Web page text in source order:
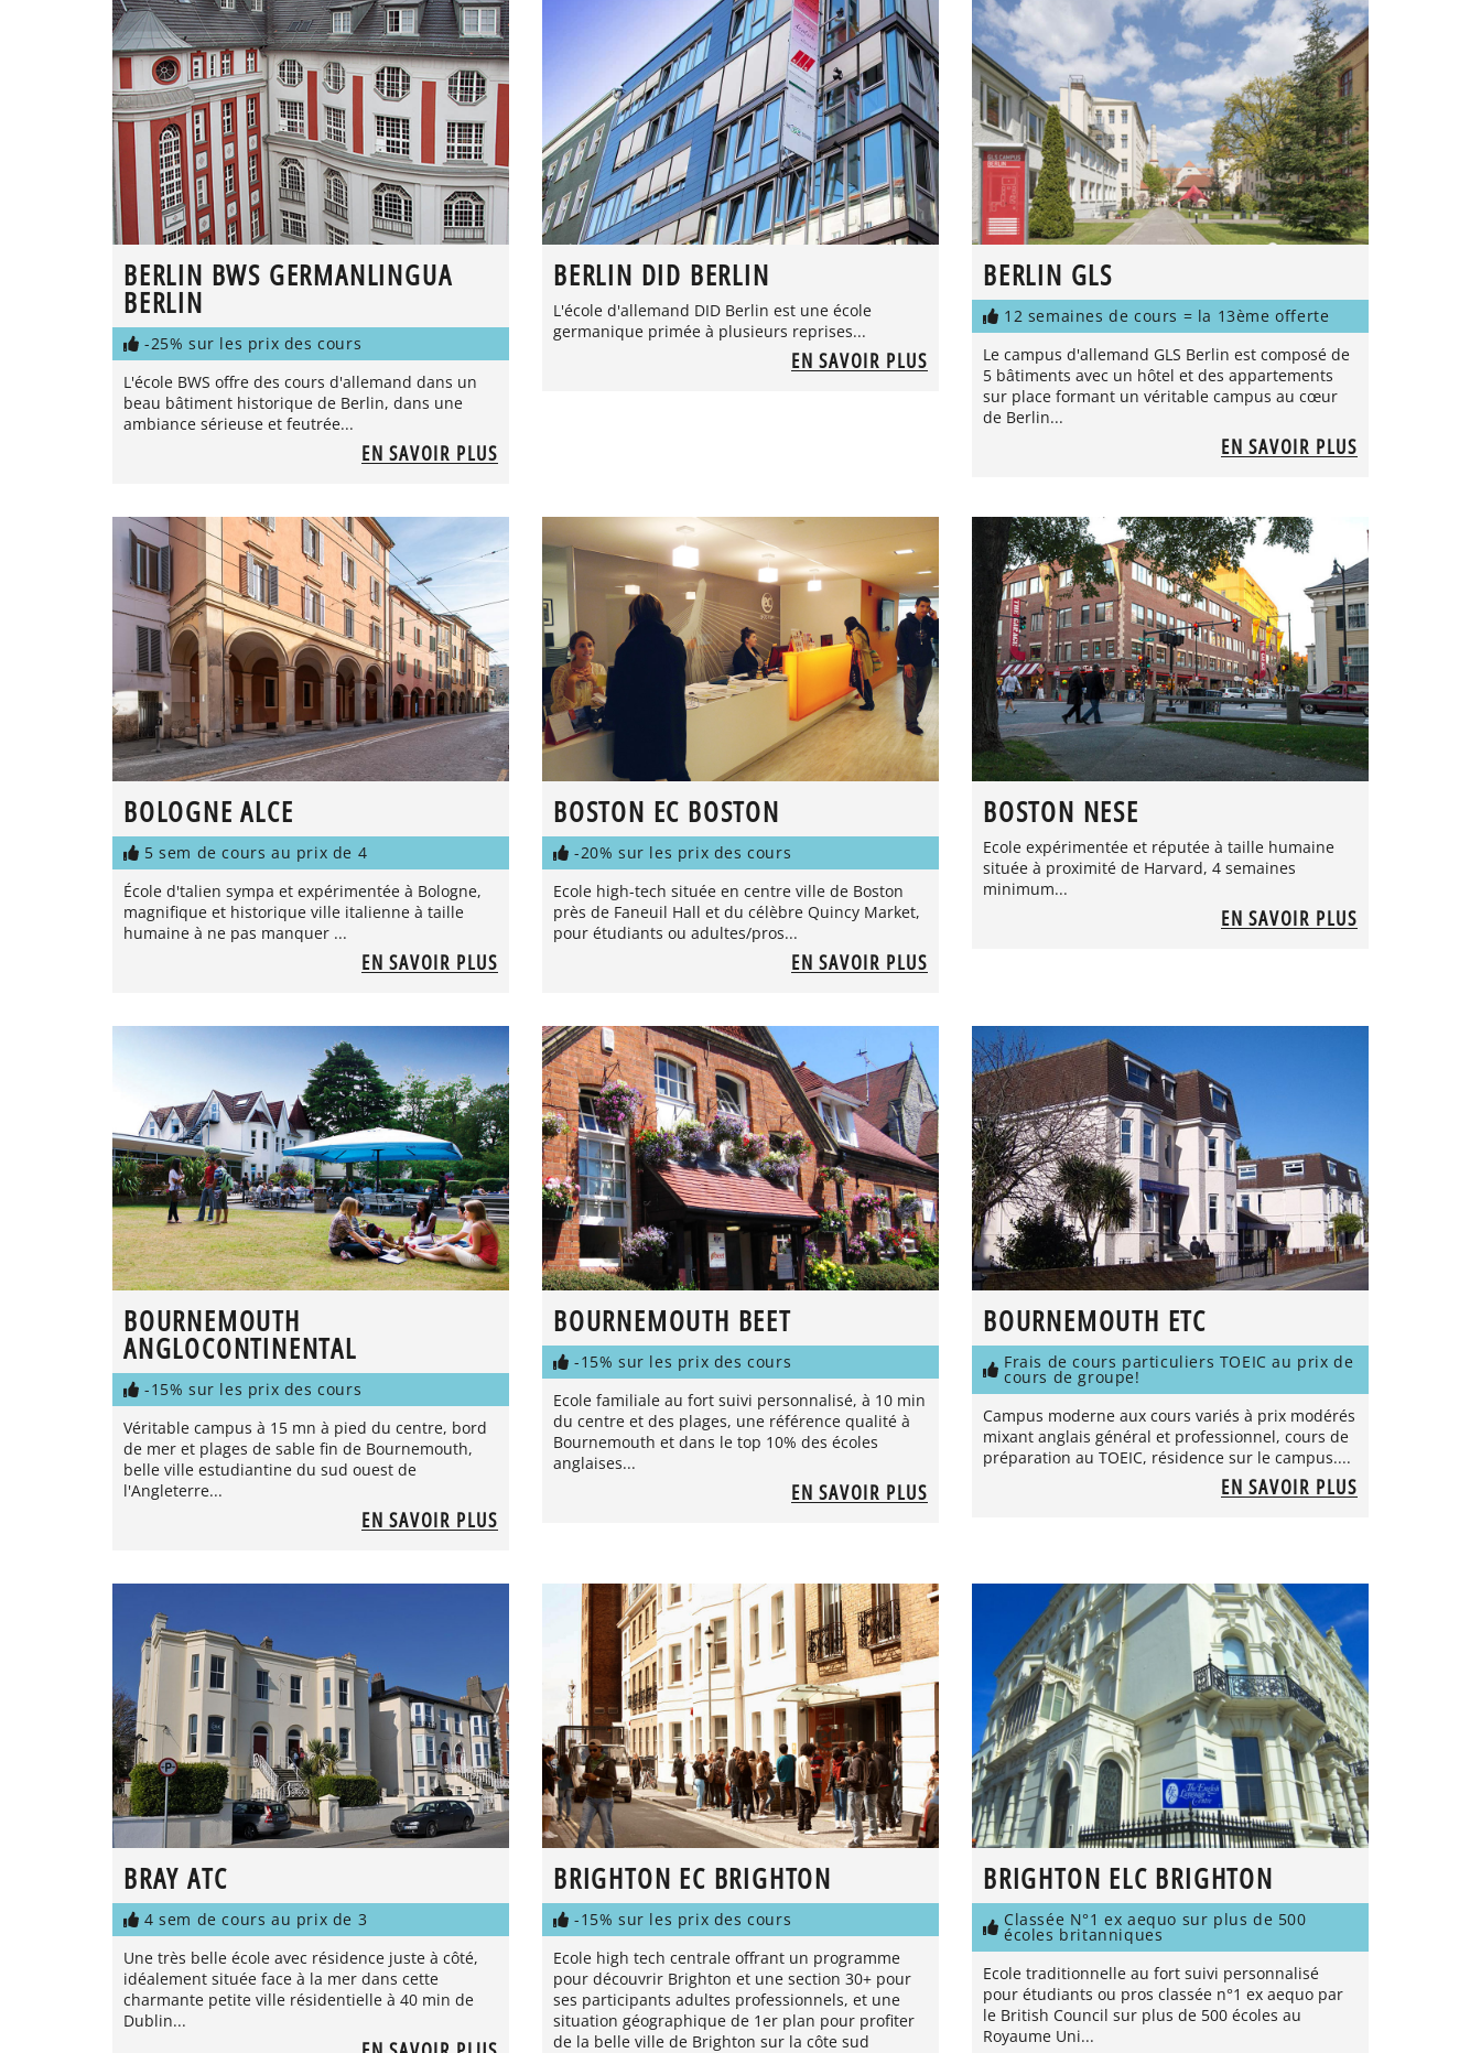
BERLIN BWS GERMANLINGUA
BERLIN
-25% sur les prix des cours
L'école BWS offre des cours d'allemand dans un
beau bâtiment historique de Berlin, dans une
ambiance sérieuse et feutrée...
EN SAVOIR PLUS
BERLIN DID BERLIN
L'école d'allemand DID Berlin est une école
germanique primée à plusieurs reprises...
EN SAVOIR PLUS
BERLIN GLS
12 semaines de cours = la 13ème offerte
Le campus d'allemand GLS Berlin est composé de
5 bâtiments avec un hôtel et des appartements
sur place formant un véritable campus au cœur
de Berlin...
EN SAVOIR PLUS
BOLOGNE ALCE
5 sem de cours au prix de 4
École d'talien sympa et expérimentée à Bologne,
magnifique et historique ville italienne à taille
humaine à ne pas manquer ...
EN SAVOIR PLUS
BOSTON EC BOSTON
-20% sur les prix des cours
Ecole high-tech située en centre ville de Boston
près de Faneuil Hall et du célèbre Quincy Market,
pour étudiants ou adultes/pros...
EN SAVOIR PLUS
BOSTON NESE
Ecole expérimentée et réputée à taille humaine
située à proximité de Harvard, 4 semaines
minimum...
EN SAVOIR PLUS
BOURNEMOUTH
ANGLOCONTINENTAL
-15% sur les prix des cours
Véritable campus à 15 mn à pied du centre, bord
de mer et plages de sable fin de Bournemouth,
belle ville estudiantine du sud ouest de
l'Angleterre...
EN SAVOIR PLUS
BOURNEMOUTH BEET
-15% sur les prix des cours
Ecole familiale au fort suivi personnalisé, à 10 min
du centre et des plages, une référence qualité à
Bournemouth et dans le top 10% des écoles
anglaises...
EN SAVOIR PLUS
BOURNEMOUTH ETC
Frais de cours particuliers TOEIC au prix de
cours de groupe!
Campus moderne aux cours variés à prix modérés
mixant anglais général et professionnel, cours de
préparation au TOEIC, résidence sur le campus....
EN SAVOIR PLUS
BRAY ATC
4 sem de cours au prix de 3
Une très belle école avec résidence juste à côté,
idéalement située face à la mer dans cette
charmante petite ville résidentielle à 40 min de
Dublin...
BRIGHTON EC BRIGHTON
-15% sur les prix des cours
Ecole high tech centrale offrant un programme
pour découvrir Brighton et une section 30+ pour
ses participants adultes professionnels, et une
situation géographique de 1er plan pour profiter
de la belle ville de Brighton sur la côte sud
BRIGHTON ELC BRIGHTON
Classée N°1 ex aequo sur plus de 500
écoles britanniques
Ecole traditionnelle au fort suivi personnalisé
pour étudiants ou pros classée n°1 ex aequo par
le British Council sur plus de 500 écoles au
Royaume Uni...